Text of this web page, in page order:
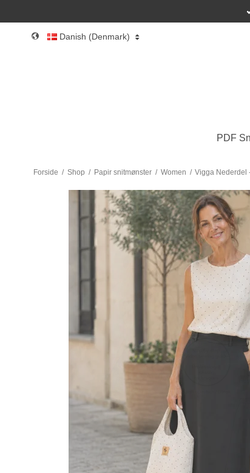
Danish (Denmark)
PDF
Forside / Shop / Papir snitmønster / Women / Vigga Nederdel